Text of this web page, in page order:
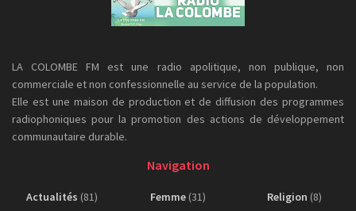
LA COLOMBE FM est une radio apolitique, non publique, non
commerciale et non confessionnelle au service de la population.
Elle est une maison de production et de diffusion des programmes
radiophoniques pour la promotion des actions de développement
communautaire durable.
Navigation
Actualités (81)
Femme (31)
Religion (8)